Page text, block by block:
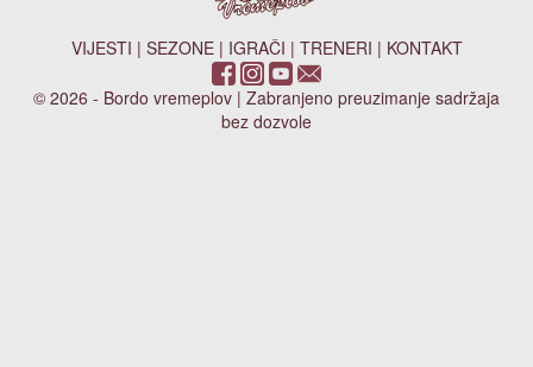
VIJESTI | SEZONE| IGRAČI | TRENERI | KONTAKT
© 2026 - Bordo vremeplov | Zabranjeno preuzimanje sadržaja
bez dozvole